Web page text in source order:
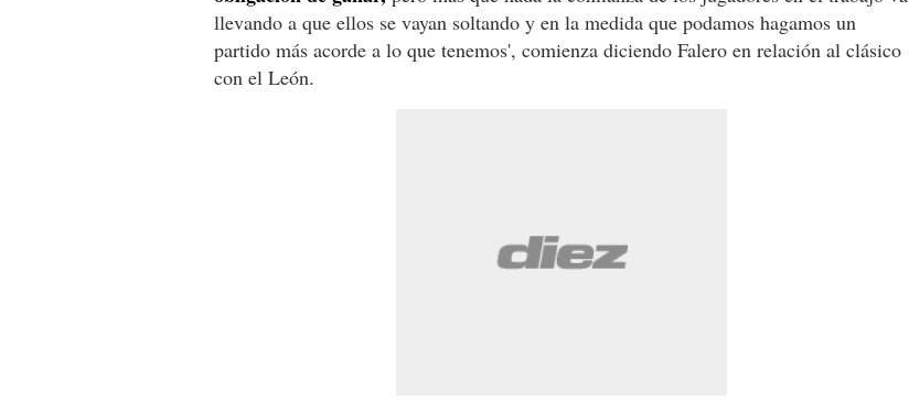
llevando a que ellos se vayan soltando y en la medida que podamos hagamos un
partido más acorde a lo que tenemos', comienza diciendo Falero en relación al clásico
con el León.